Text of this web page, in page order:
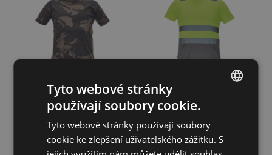
ENGLISH
CZECH
Tyto webové stránky
používají soubory cookie.
Tyto webové stránky používají soubory
cookie ke zlepšení uživatelského zážitku. S